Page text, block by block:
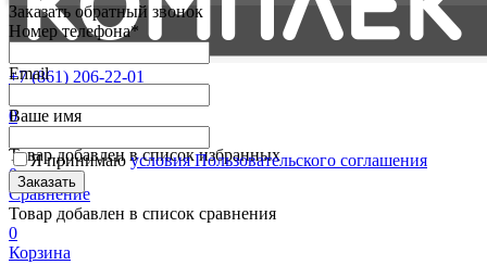
+7 (861) 206-22-01
0
Товар добавлен в список избранных
0
Сравнение
Товар добавлен в список сравнения
0
Корзина
Заказать обратный звонок
Номер телефона*
Email
Ваше имя
Я принимаюусловия Пользовательского соглашения